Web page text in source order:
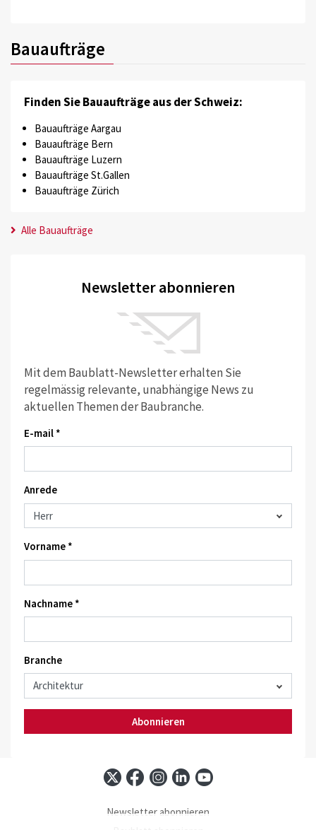
Bauaufträge
Finden Sie Bauaufträge aus der Schweiz:
Bauaufträge Aargau
Bauaufträge Bern
Bauaufträge Luzern
Bauaufträge St.Gallen
Bauaufträge Zürich
Alle Bauaufträge
Newsletter abonnieren
Mit dem Baublatt-Newsletter erhalten Sie
regelmässig relevante, unabhängige News zu
aktuellen Themen der Baubranche.
E-mail *
Anrede
Vorname *
Nachname *
Branche
Abonnieren
Newsletter abonnieren